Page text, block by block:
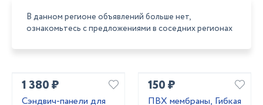
В данном регионе объявлений больше нет,
ознакомьтесь с предложениями в соседних регионах
1 380 ₽
Сэндвич-панели для
150 ₽
ПВХ мембраны, Гибкая